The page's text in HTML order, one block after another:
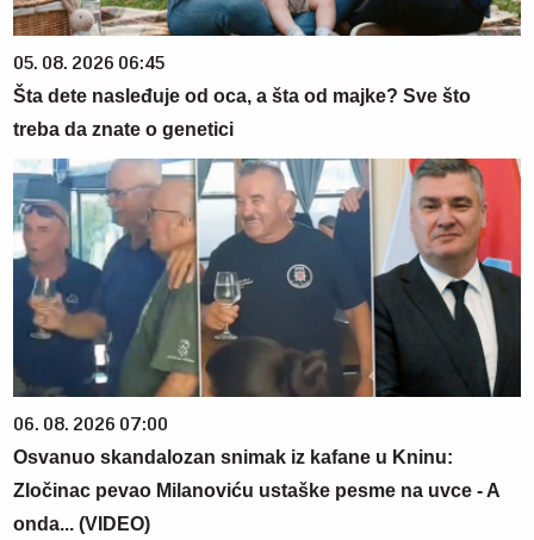
05. 08. 2026 06:45
Šta dete nasleđuje od oca, a šta od majke? Sve što
treba da znate o genetici
06. 08. 2026 07:00
Osvanuo skandalozan snimak iz kafane u Kninu:
Zločinac pevao Milanoviću ustaške pesme na uvce - A
onda... (VIDEO)